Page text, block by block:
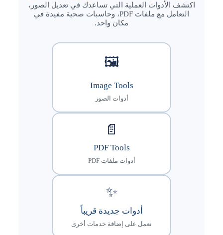
اكتشف الأدوات العملية التي تساعدك في تعديل الصور،
التعامل مع ملفات PDF، وحاسبات صحية مفيدة في
مكان واحد.
🖼️
Image Tools
أدوات الصور
📄
PDF Tools
أدوات ملفات PDF
✨
أدوات جديدة قريباً
نعمل على إضافة خدمات أخرى